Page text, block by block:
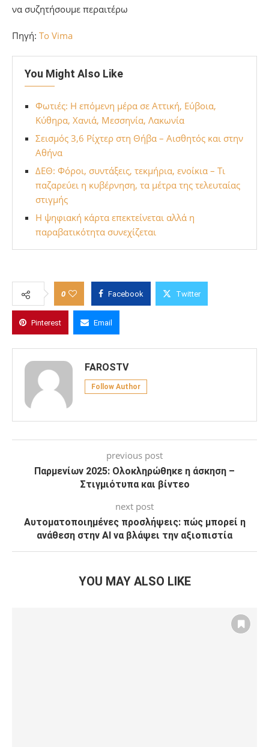
να συζητήσουμε περαιτέρω
Πηγή: To Vima
You Might Also Like
Φωτιές: Η επόμενη μέρα σε Αττική, Εύβοια,
Κύθηρα, Χανιά, Μεσσηνία, Λακωνία
Σεισμός 3,6 Ρίχτερ στη Θήβα – Αισθητός και στην
Αθήνα
ΔΕΘ: Φόροι, συντάξεις, τεκμήρια, ενοίκια – Τι
παζαρεύει η κυβέρνηση, τα μέτρα της τελευταίας
στιγμής
Η ψηφιακή κάρτα επεκτείνεται αλλά η
παραβατικότητα συνεχίζεται
0 Facebook Twitter
Pinterest Email
FAROSTV
Follow Author
previous post
Παρμενίων 2025: Ολοκληρώθηκε η άσκηση –
Στιγμιότυπα και βίντεο
next post
Αυτοματοποιημένες προσλήψεις: πώς μπορεί η
ανάθεση στην AI να βλάψει την αξιοπιστία
YOU MAY ALSO LIKE